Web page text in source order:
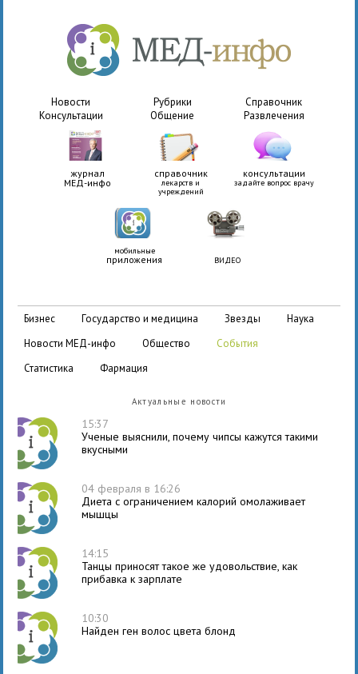
Новости Рубрики
Справочник
Консультации
Общение Развлечения
журнал
МЕД-инфо
справочник
лекарств и
учреждений
консультации
задайте вопрос врачу
мобильные
приложения ВИДЕО
бизнес государство и медицина звезды
наука
новости МЕД-инфо
общество
события
статистика
фармация
Актуальные новости
15:37
Ученые выяснили, почему чипсы кажутся такими
вкусными
04 февраля в 16:26
Диета с ограничением калорий омолаживает
мышцы
14:15
Танцы приносят такое же удовольствие, как
прибавка к зарплате
10:30
Найден ген волос цвета блонд